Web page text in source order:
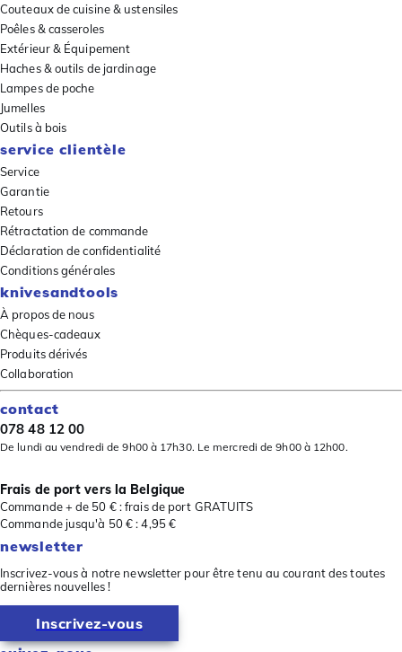
Couteaux de cuisine & ustensiles
Poêles & casseroles
Extérieur & Équipement
Haches & outils de jardinage
Lampes de poche
Jumelles
Outils à bois
service clientèle
Service
Garantie
Retours
Rétractation de commande
Déclaration de confidentialité
Conditions générales
knivesandtools
À propos de nous
Chèques-cadeaux
Produits dérivés
Collaboration
contact
078 48 12 00
De lundi au vendredi de 9h00 à 17h30. Le mercredi de 9h00 à 12h00.
Frais de port vers la Belgique
Commande + de 50 € : frais de port GRATUITS
Commande jusqu'à 50 € : 4,95 €
newsletter
Inscrivez-vous à notre newsletter pour être tenu au courant des toutes
dernières nouvelles !
Inscrivez-vous